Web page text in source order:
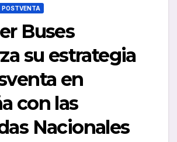
POSTVENTA
Buses
su estrategia
en
con las
Nacionales